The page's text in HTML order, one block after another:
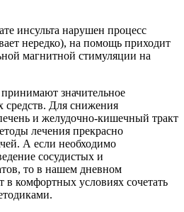
инсульта нарушен процесс
нередко), на помощь приходит
магнитной стимуляции на
значительное
средств. Для снижения
и желудочно-кишечный тракт
лечения прекрасно
А если необходимо
сосудистых и
то в нашем дневном
в комфортных условиях сочетать